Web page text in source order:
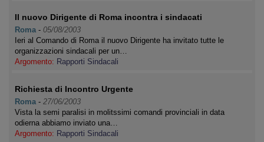
Il nuovo Dirigente di Roma incontra i sindacati
Roma - 05/08/2003
Ieri al Comando di Roma il nuovo Dirigente ha invitato tutte le
organizzazioni sindacali per un…
Argomento: Rapporti Sindacali
Richiesta di Incontro Urgente
Roma - 27/06/2003
Vista la semi paralisi in molitssimi comandi provinciali in data
odierna abbiamo inviato una…
Argomento: Rapporti Sindacali